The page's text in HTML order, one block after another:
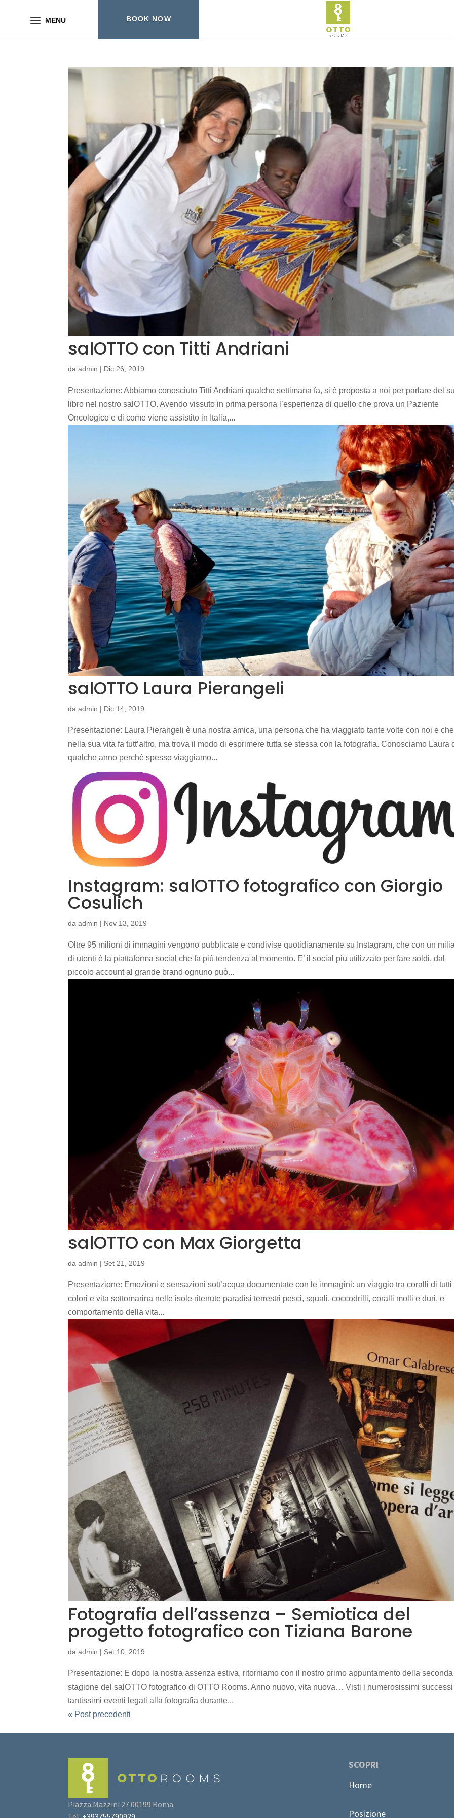
BOOK NOW
MENU
salOTTO con Titti Andriani
daadmin | Dic 26, 2019
Presentazione: Abbiamo conosciuto Titti Andriani qualche settimana fa, si è proposta a noi per parlare del
libro nel nostro salOTTO. Avendo vissuto in prima persona l’esperienza di quello che prova un Paziente
Oncologico e di come viene assistito in Italia,...
salOTTO Laura Pierangeli
daadmin | Dic 14, 2019
Presentazione: Laura Pierangeli è una nostra amica, una persona che ha viaggiato tante volte con noi e che
nella sua vita fa tutt’altro, ma trova il modo di esprimere tutta se stessa con la fotografia. Conosciamo Laura
qualche anno perchè spesso viaggiamo...
Instagram: salOTTO fotografico con Giorgio
Cosulich
daadmin | Nov 13, 2019
Oltre 95 milioni di immagini vengono pubblicate e condivise quotidianamente su Instagram, che con un
di utenti è la piattaforma social che fa più tendenza al momento. E’ il social più utilizzato per fare soldi, dal
piccolo account al grande brand ognuno può...
salOTTO con Max Giorgetta
daadmin | Set 21, 2019
Presentazione: Emozioni e sensazioni sott’acqua documentate con le immagini: un viaggio tra coralli di tutti
colori e vita sottomarina nelle isole ritenute paradisi terrestri pesci, squali, coccodrilli, coralli molli e duri, e
comportamento della vita...
Fotografia dell’assenza – Semiotica del
progetto fotografico con Tiziana Barone
daadmin | Set 10, 2019
Presentazione: E dopo la nostra assenza estiva, ritorniamo con il nostro primo appuntamento della seconda
stagione del salOTTO fotografico di OTTO Rooms. Anno nuovo, vita nuova… Visti i numerosissimi
tantissimi eventi legati alla fotografia durante...
« Post precedenti
Piazza Mazzini 27 00199 Roma
SCOPRI
Home
Posizione